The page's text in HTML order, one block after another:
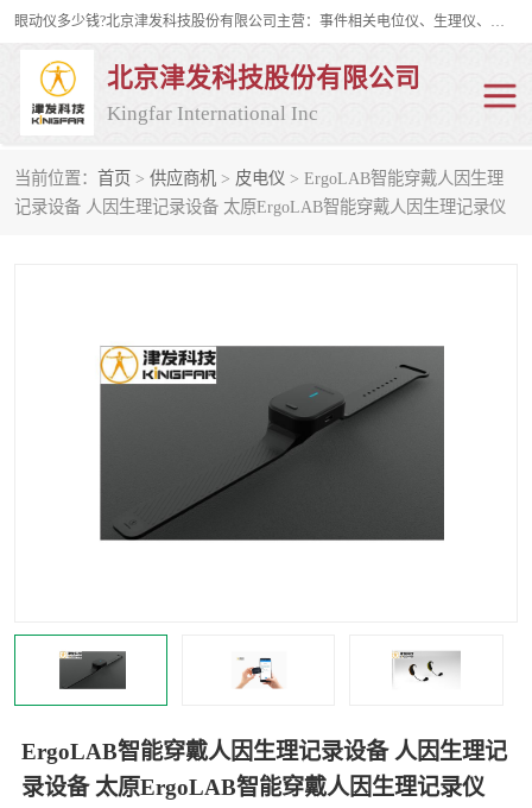
眼动仪多少钱?北京津发科技股份有限公司主营：事件相关电位仪、生理仪、肌电仪、脑电仪、皮电仪、眼动仪；是国家级高新技术企业、科技部认定的科技型中小企业和中关村高新技术企业，具备保密资格，具备自主进出口经营权；自主研发技术、产品与服务荣获多项省部级科学技术奖励、国家发明专利、国家软件著作权和省部级新技术新产品（服务）认证。
北京津发科技股份有限公司
Kingfar International Inc
当前位置： 首页 > 供应商机 > 皮电仪 > ErgoLAB智能穿戴人因生理
记录设备 人因生理记录设备 太原ErgoLAB智能穿戴人因生理记录仪
ErgoLAB智能穿戴人因生理记录设备 人因生理记
录设备 太原ErgoLAB智能穿戴人因生理记录仪
皮电仪 脑电仪
行为观察与表情分析 动作捕捉与生物力学
人机交互实验室
神经营销与消费行为实验